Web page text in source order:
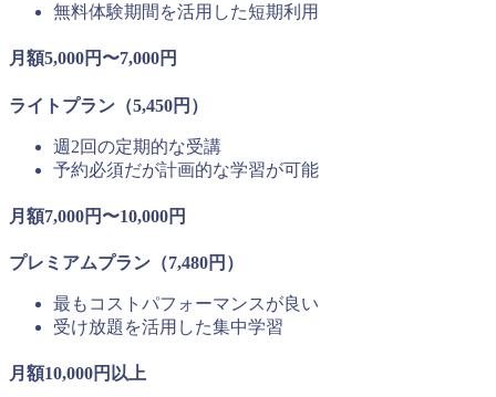
無料体験期間を活用した短期利用
月額5,000円〜7,000円
ライトプラン（5,450円）
週2回の定期的な受講
予約必須だが計画的な学習が可能
月額7,000円〜10,000円
プレミアムプラン（7,480円）
最もコストパフォーマンスが良い
受け放題を活用した集中学習
月額10,000円以上